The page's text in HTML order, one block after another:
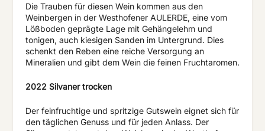
Die Trauben für diesen Wein kommen aus den
Weinbergen in der Westhofener AULERDE, eine vom
Lößboden geprägte Lage mit Gehängelehm und
tonigen, auch kiesigen Sanden im Untergrund. Dies
schenkt den Reben eine reiche Versorgung an
Mineralien und gibt dem Wein die feinen Fruchtaromen.
2022 Silvaner trocken
Der feinfruchtige und spritzige Gutswein eignet sich für
den täglichen Genuss und für jeden Anlass. Der